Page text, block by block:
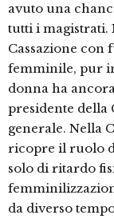
avuto una
tutti i magistrati.
Cassazione con
femminile, pur
donna ha
presidente della
generale. Nella
ricopre il ruolo
solo di ritardo
da diverso